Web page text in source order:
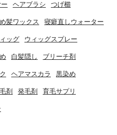
ヘアブラシ つげ櫛
髪ワックス 寝癖直しウォーター
ッグ ウィッグスプレー
白髪隠し ブリーチ剤
ヘアマスカラ 黒染め
剤 発毛剤 育毛サプリ